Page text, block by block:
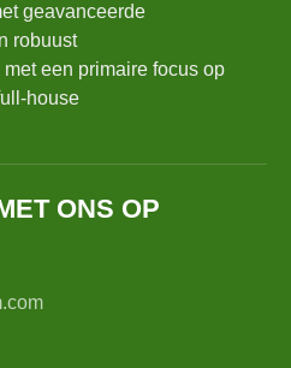
geavanceerde
robuust
een primaire focus op
house
ONS OP